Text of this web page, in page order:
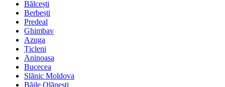
Bălcești
Berbești
Predeal
Ghimbav
Azuga
Țicleni
Aninoasa
Bucecea
Slănic Moldova
Băile Olănești